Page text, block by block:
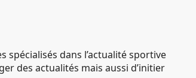
dans l’actualité sportive
des actualités mais aussi d’initier